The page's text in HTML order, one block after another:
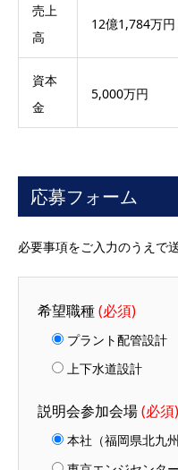
売上
高
12億1,784万円
資本
金
5,000万円
応募フォーム
必要事項をご入力のうえで
希望職種(必須)
プラント配管設計
上下水道設計
説明会参加会場(必須)
本社（福岡県北九州